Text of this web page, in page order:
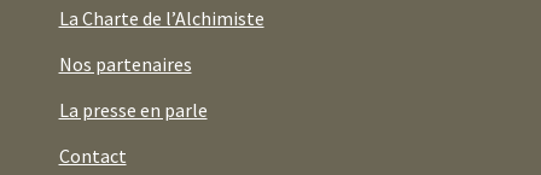
La Charte de l’Alchimiste
Nos partenaires
La presse en parle
Contact